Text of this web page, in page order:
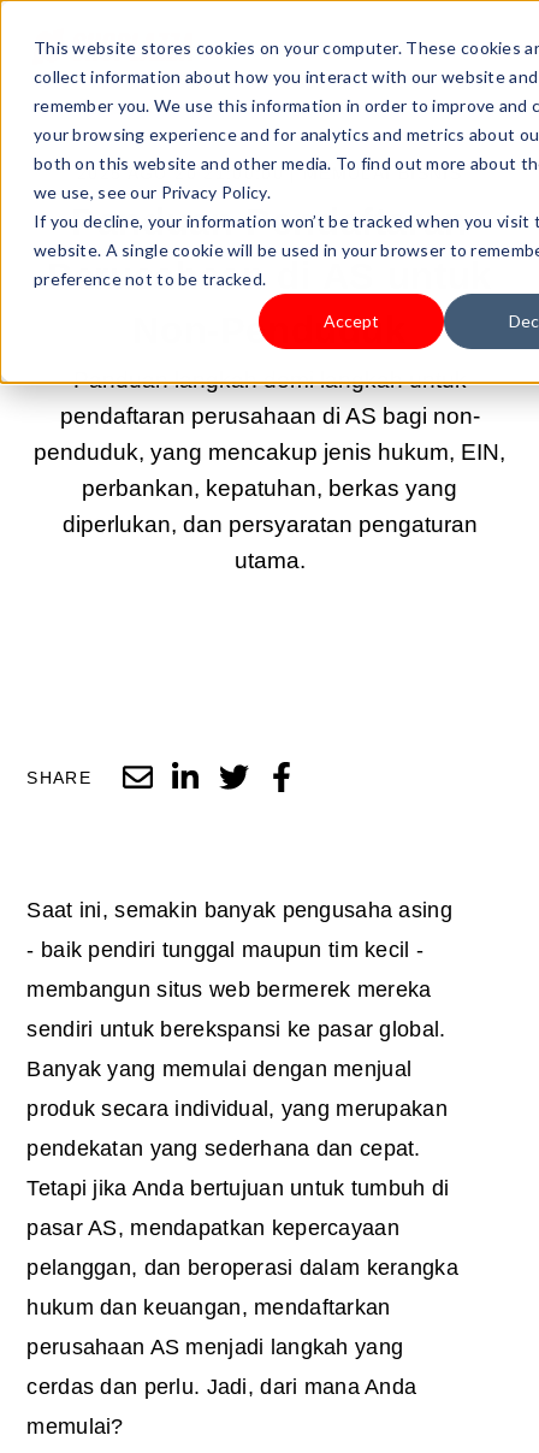
This website stores cookies on your computer. These cookies
collect information about how you interact with our website
remember you. We use this information in order to improve and
your browsing experience and for analytics and metrics about
both on this website and other media. To find out more about
we use, see our Privacy Policy.
If you decline, your information won’t be tracked when you visit
website. A single cookie will be used in your browser to
preference not to be tracked.
Accept
2025 AGU 20 21:00:00 | MEMULAI BISNIS
Panduan Pendaftaran
Perusahaan di AS untuk
Non-Penduduk
Panduan langkah demi langkah untuk
pendaftaran perusahaan di AS bagi non-
penduduk, yang mencakup jenis hukum, EIN,
perbankan, kepatuhan, berkas yang
diperlukan, dan persyaratan pengaturan
utama.
SHARE
Saat ini, semakin banyak pengusaha asing
- baik pendiri tunggal maupun tim kecil -
membangun situs web bermerek mereka
sendiri untuk berekspansi ke pasar global.
Banyak yang memulai dengan menjual
produk secara individual, yang merupakan
pendekatan yang sederhana dan cepat.
Tetapi jika Anda bertujuan untuk tumbuh di
pasar AS, mendapatkan kepercayaan
pelanggan, dan beroperasi dalam kerangka
hukum dan keuangan, mendaftarkan
perusahaan AS menjadi langkah yang
cerdas dan perlu. Jadi, dari mana Anda
memulai?